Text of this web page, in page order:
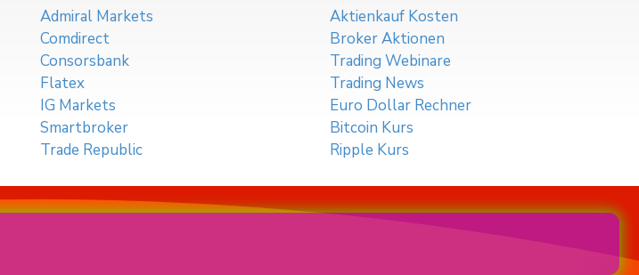
Admiral Markets
Comdirect
Consorsbank
Flatex
IG Markets
Smartbroker
Trade Republic
Aktienkauf Kosten
Broker Aktionen
Trading Webinare
Trading News
Euro Dollar Rechner
Bitcoin Kurs
Ripple Kurs